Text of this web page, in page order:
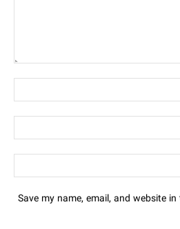
Save my name, email, and website